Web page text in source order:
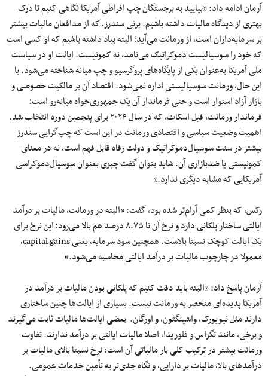
آرمان ادامه داد: «بیایید به برجستگان چپ افراطی آمریکا نگاهی کنیم تا درک
بهتری از دیدگاه مالیات داشته باشیم. برنی سندرز، که از مدافعان مالیات بیشتر
بر سرمایه‌داران است، از ورمانت می‌آید؛ البته بیاد داشته باشیم که او کسی است
که خود را سوسیالیست دموکراتیک می‌نامد، نه کمونیست. ایالت او در سیاست
ملی آمریکا به‌عنوان یکی از پایگاه‌های پروگرسیو و چپ میانه شناخته می‌شود. با
این حال، ورمانت سوسیالیستی اداره نمی‌شود. اقتصاد آن بر مالکیت خصوصی و
بازار آزاد استوار است و حتی فرماندار آن یک جمهوری‌خواه میانه‌رو است؛
فرماندار ورمانت، فیل اسکات، که در سال ۲۰۲۴ برای پنجمین دوره انتخاب شد.
اهمیت وضعیت سیاسی و اقتصادی ورمانت در این است که چپ‌گرایی سندرز
بیشتر در سنت سوسیال‌دموکراتیک و دولت رفاه قابل فهم است، نه در معنای
کمونیستی یا ضدبازاری آن. شاید بتوان گفت چیزی بعنوان سوسیال‌دموکراسی
آمریکایی که مشابه دیگری ندارد.»
رکس، که بنظر کمی آرام‌تر شده بود، گفت: «البته در ورمانت، مالیات بر درآمد
ایالتی ساختار پلکانی دارد و نرخ آن تا ۸.۷۵ درصد هم بالا می‌رود؛ این نرخ برای
یک ایالت کوچک نسبتا بالاست. همچنین سود سرمایه، یعنی capital gains،
معمولا در چارچوب مالیات بر درآمد ایالتی محاسبه می‌شود.»
آرمان پاسخ داد: «البته باید دقت کنیم که پلکانی بودن مالیات بر درآمد در
آمریکا پدیده‌ای منحصر به ورمانت نیست. بسیاری از ایالت‌ها چنین ساختاری
دارند مثل نیویورک، واشینگتون، و اورگان. بعضی ایالت‌ها مالیات ثابت می‌گیرند
و برخی، مانند تگزاس و فلوریدا، اصلا مالیات ایالتی بر درآمد ندارند. تفاوت
ورمانت بیشتر در ترکیب کلی بار مالیاتی آن است: نرخ نسبتا بالای مالیات بر
درآمدهای بالا، مالیات بر دارایی، و نگاه جدی‌تر به تأمین خدمات عمومی.